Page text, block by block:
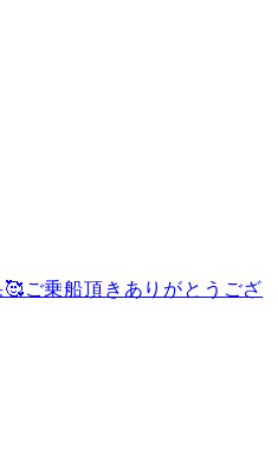
ご乗船頂きありがとうござ